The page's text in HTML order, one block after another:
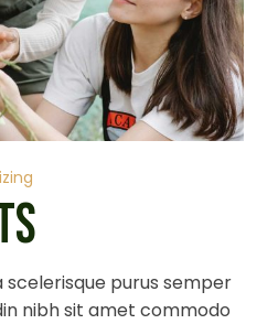
purus semper
nibh sit amet commodo